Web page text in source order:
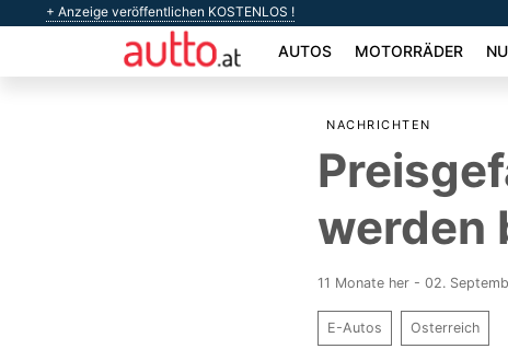
+ Anzeige veröffentlichen KOSTENLOS !
AUTOS MOTORRÄDER
NACHRICHTEN
werden
11 Monate her - 02.
E-Autos Osterreich